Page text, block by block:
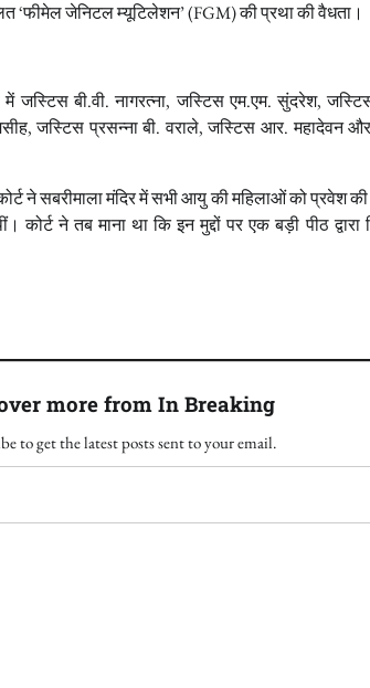
‘फीमेल जेनिटल म्यूटिलेशन’ (FGM) की प्रथा की वैधता।
जस्टिस बी.वी. नागरत्ना, जस्टिस एम.एम. सुंदरेश,
जस्टिस प्रसन्ना बी. वराले, जस्टिस आर. महादेवन
ने सबरीमाला मंदिर में सभी आयु की महिलाओं को प्रवेश
कोर्ट ने तब माना था कि इन मुद्दों पर एक बड़ी पीठ
more from In Breaking
to get the latest posts sent to your email.